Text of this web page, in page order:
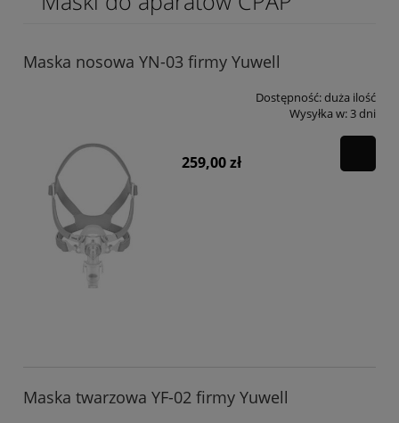
Maska nosowa YN-03 firmy Yuwell
Dostępność:duża ilość
Wysyłka w:3 dni
259,00 zł
Maska twarzowa YF-02 firmy Yuwell